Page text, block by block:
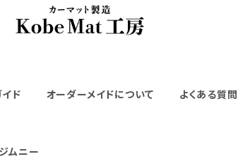
ド オーダーメイドについて よくある質問
ジムニー